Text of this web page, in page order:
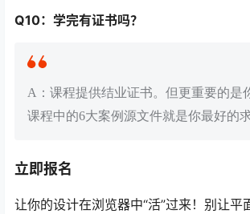
Q10：学完有证书吗？
A：课程提供结业证书。但更重要的
课程中的6大案例源文件就是你最好的
立即报名
让你的设计在浏览器中“活”过来！别让平